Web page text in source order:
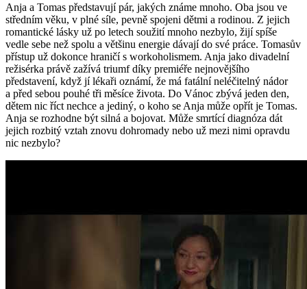
Anja a Tomas představují pár, jakých známe mnoho. Oba jsou ve
středním věku, v plné síle, pevně spojeni dětmi a rodinou. Z jejich
romantické lásky už po letech soužití mnoho nezbylo, žijí spíše
vedle sebe než spolu a většinu energie dávají do své práce. Tomasův
přístup už dokonce hraničí s workoholismem. Anja jako divadelní
režisérka právě zažívá triumf díky premiéře nejnovějšího
představení, když jí lékaři oznámí, že má fatální neléčitelný nádor
a před sebou pouhé tři měsíce života. Do Vánoc zbývá jeden den,
dětem nic říct nechce a jediný, o koho se Anja může opřít je Tomas.
Anja se rozhodne být silná a bojovat. Může smrtící diagnóza dát
jejich rozbitý vztah znovu dohromady nebo už mezi nimi opravdu
nic nezbylo?